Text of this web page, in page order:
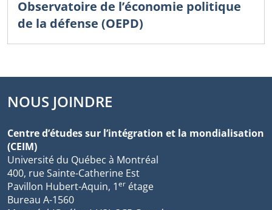
Observatoire de l’économie politique
de la défense (OEPD)
NOUS JOINDRE
Centre d’études sur l’intégration et la mondialisation
(CEIM)
Université du Québec à Montréal
400, rue Sainte-Catherine Est
Pavillon Hubert-Aquin, 1er étage
Bureau A-1560